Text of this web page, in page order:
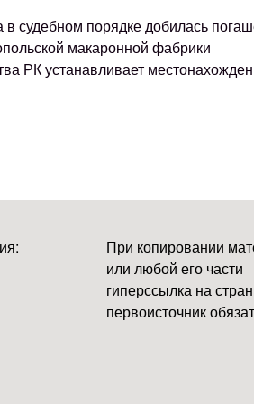
в судебном порядке добилась
макаронной фабрики
РК устанавливает
При копировании
или любой его части
гиперссылка на
первоисточник